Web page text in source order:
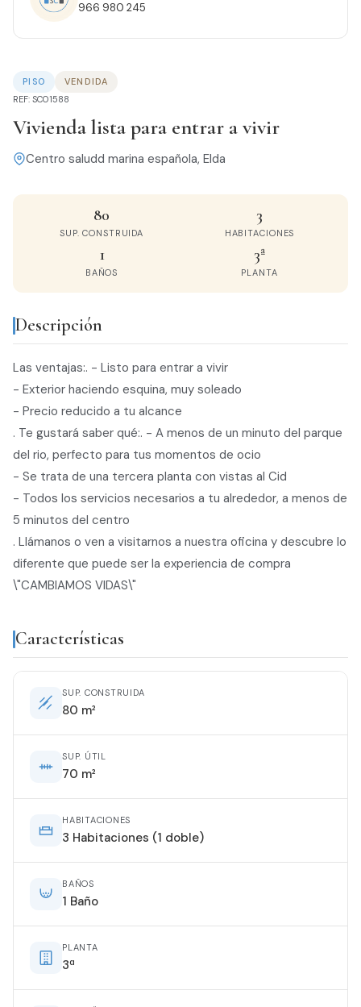
PISO
VENDIDA
REF: SC01588
Vivienda lista para entrar a vivir
Centro saludd marina española, Elda
80
SUP. CONSTRUIDA
3
HABITACIONES
1
BAÑOS
3ª
PLANTA
Descripción
Las ventajas:. - Listo para entrar a vivir
- Exterior haciendo esquina, muy soleado
- Precio reducido a tu alcance
. Te gustará saber qué:. - A menos de un minuto del parque
del rio, perfecto para tus momentos de ocio
- Se trata de una tercera planta con vistas al Cid
- Todos los servicios necesarios a tu alrededor, a menos de
5 minutos del centro
. Llámanos o ven a visitarnos a nuestra oficina y descubre lo
diferente que puede ser la experiencia de compra
\"CAMBIAMOS VIDAS\"
Características
SUP. CONSTRUIDA
80 m²
SUP. ÚTIL
70 m²
HABITACIONES
3 Habitaciones (1 doble)
BAÑOS
1 Baño
PLANTA
3ª
966 980 245